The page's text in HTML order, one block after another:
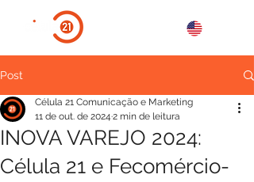
Post
INOVA VAREJO 2024:
Célula 21 e Fecomércio-
Célula 21 Comunicação e Marketing
11 de out. de 2024 2 min de leitura